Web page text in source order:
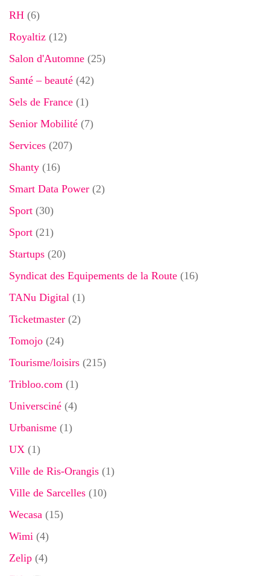
RH (6)
Royaltiz (12)
Salon d'Automne (25)
Santé – beauté (42)
Sels de France (1)
Senior Mobilité (7)
Services (207)
Shanty (16)
Smart Data Power (2)
Sport (30)
Sport (21)
Startups (20)
Syndicat des Equipements de la Route (16)
TANu Digital (1)
Ticketmaster (2)
Tomojo (24)
Tourisme/loisirs (215)
Tribloo.com (1)
Universciné (4)
Urbanisme (1)
UX (1)
Ville de Ris-Orangis (1)
Ville de Sarcelles (10)
Wecasa (15)
Wimi (4)
Zelip (4)